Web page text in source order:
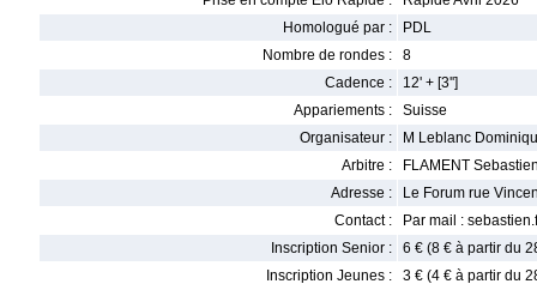
Homologué par :
PDL
Nombre de rondes :
8
Cadence :
12' + [3'']
Appariements :
Suisse
Organisateur :
M Leblanc
Arbitre :
FLAMENT
Adresse :
Le Forum rue
Contact :
Par mail :
Inscription Senior :
6 € (8 € à partir du
Inscription Jeunes :
3 € (4 € à partir du